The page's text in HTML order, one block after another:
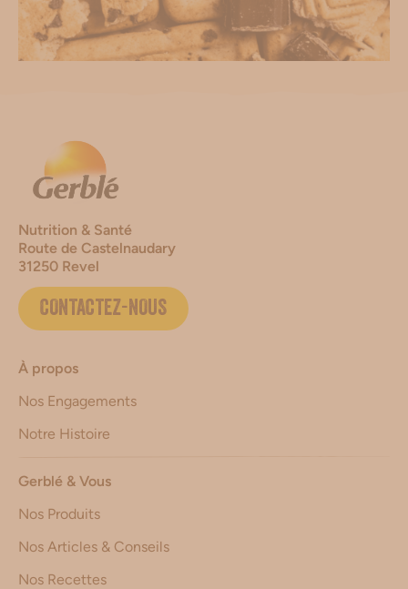
Nutrition & Santé
Route de Castelnaudary
31250 Revel
CONTACTEZ-NOUS
À propos
Nos Engagements
Notre Histoire
Gerblé & Vous
Nos Produits
Nos Articles & Conseils
Nos Recettes